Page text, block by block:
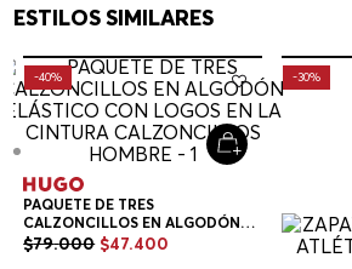
ESTILOS SIMILARES
-40%
PAQUETE DE TRES
CALZONCILLOS EN ALGODÓN
ELÁSTICO CON LOGOS EN LA
$79.000 $47.400
-30%